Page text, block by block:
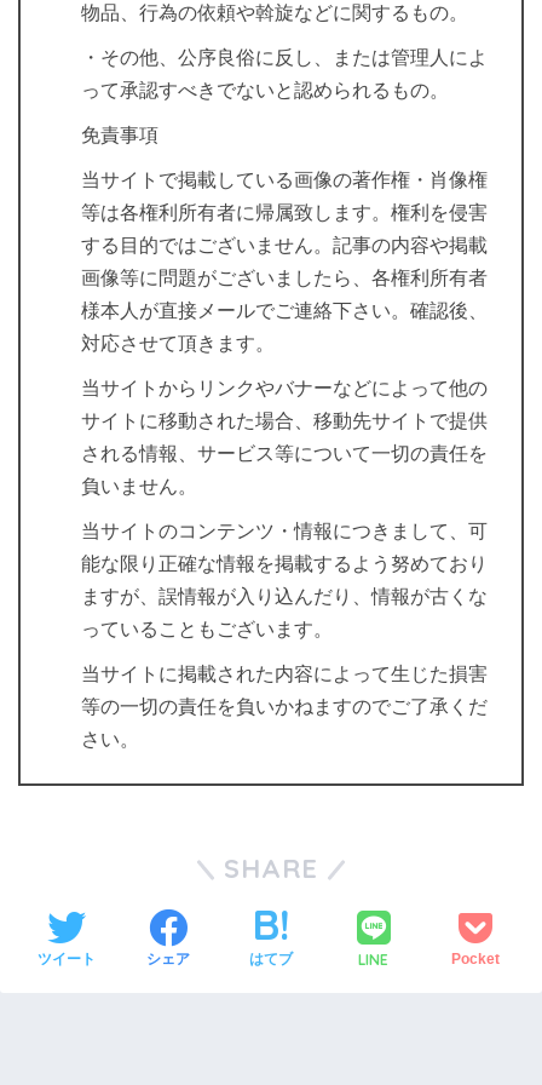
物品、行為の依頼や斡旋などに関するもの。
・その他、公序良俗に反し、または管理人によ
って承認すべきでないと認められるもの。
免責事項
当サイトで掲載している画像の著作権・肖像権
等は各権利所有者に帰属致します。権利を侵害
する目的ではございません。記事の内容や掲載
画像等に問題がございましたら、各権利所有者
様本人が直接メールでご連絡下さい。確認後、
対応させて頂きます。
当サイトからリンクやバナーなどによって他の
サイトに移動された場合、移動先サイトで提供
される情報、サービス等について一切の責任を
負いません。
当サイトのコンテンツ・情報につきまして、可
能な限り正確な情報を掲載するよう努めており
ますが、誤情報が入り込んだり、情報が古くな
っていることもございます。
当サイトに掲載された内容によって生じた損害
等の一切の責任を負いかねますのでご了承くだ
さい。
SHARE
ツイート シェア はてブ LINE Pocket